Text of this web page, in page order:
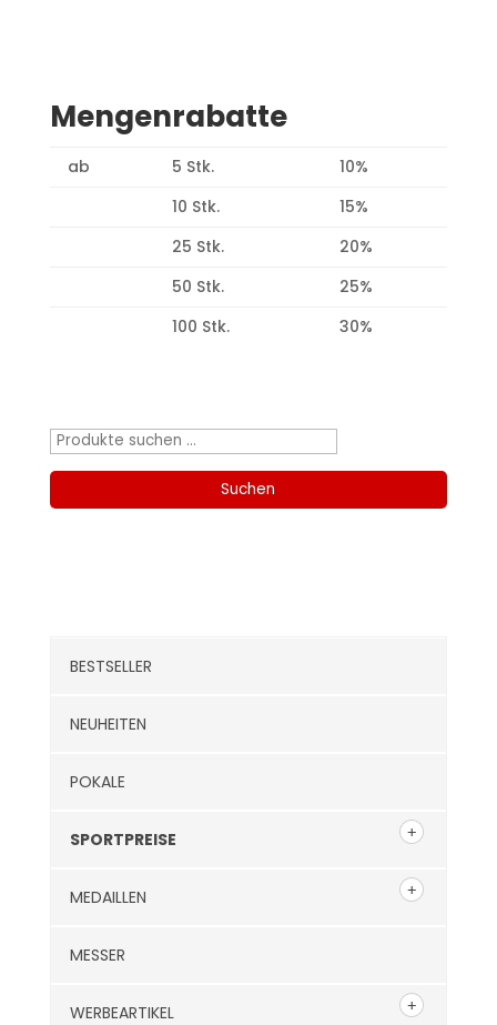
Mengenrabatte
ab 5 Stk.
10%
10 Stk.
15%
25 Stk.
20%
50 Stk.
25%
100 Stk.
30%
Suchen
Suchen
BESTSELLER
NEUHEITEN
POKALE
SPORTPREISE
MEDAILLEN
MESSER
WERBEARTIKEL